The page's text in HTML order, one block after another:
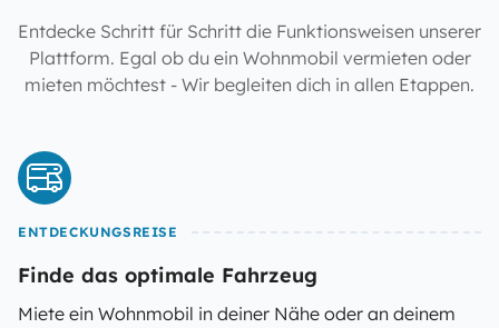
Entdecke Schritt für Schritt die Funktionsweisen unserer
Plattform. Egal ob du ein Wohnmobil vermieten oder
mieten möchtest - Wir begleiten dich in allen Etappen.
ENTDECKUNGSREISE
Finde das optimale Fahrzeug
Miete ein Wohnmobil in deiner Nähe oder an deinem